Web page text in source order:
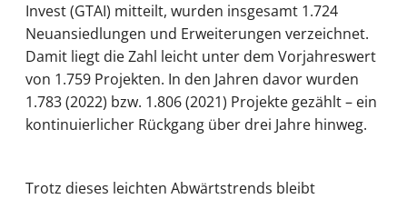
Invest (GTAI) mitteilt, wurden insgesamt 1.724
Neuansiedlungen und Erweiterungen verzeichnet.
Damit liegt die Zahl leicht unter dem Vorjahreswert
von 1.759 Projekten. In den Jahren davor wurden
1.783 (2022) bzw. 1.806 (2021) Projekte gezählt – ein
kontinuierlicher Rückgang über drei Jahre hinweg.
Trotz dieses leichten Abwärtstrends bleibt